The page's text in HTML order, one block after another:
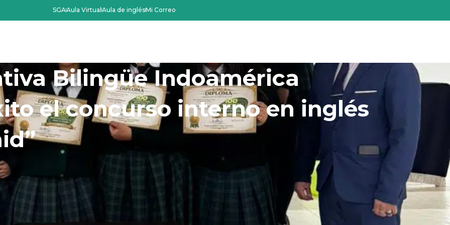
SGAAula Virtual Aula de inglésMi Correo
Bilingüe Indoamérica
el concurso interno en inglés